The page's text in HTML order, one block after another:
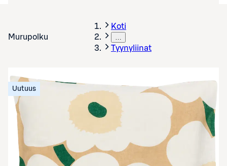
Murupolku
Koti
…
Tyynyliinat
Avaa tuotekuva suurennettuna
Uutuus